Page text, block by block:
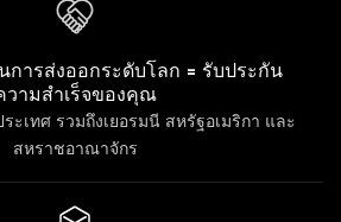
การส่งออกระดับโลก = รับประกัน
วามสำเร็จของคุณ
ระเทศ รวมถึงเยอรมนี สหรัฐอเมริกา และ
สหราชอาณาจักร